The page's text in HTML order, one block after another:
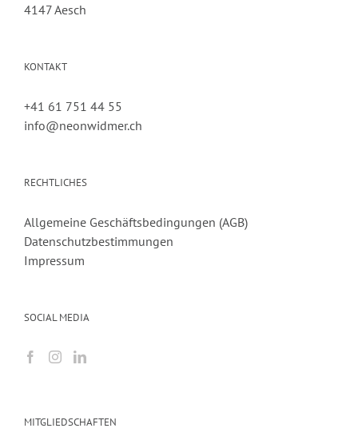
4147 Aesch
KONTAKT
+41 61 751 44 55
info@neonwidmer.ch
RECHTLICHES
Allgemeine Geschäftsbedingungen (AGB)
Datenschutzbestimmungen
Impressum
SOCIAL MEDIA
MITGLIEDSCHAFTEN